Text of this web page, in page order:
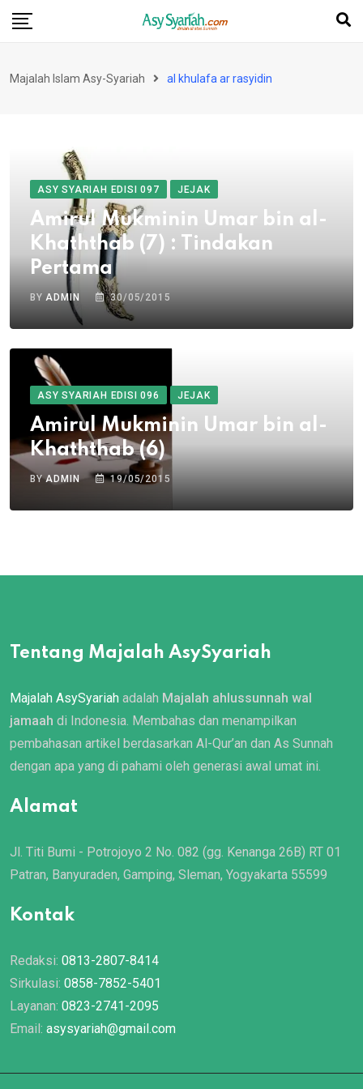
Skip
Majalah Islam Asy-Syariah al khulafa ar rasyidin
ASY SYARIAH EDISI 097 JEJAK
Amirul Mukminin Umar bin al-
Khaththab (7) : Tindakan
Pertama
BY ADMIN 30/05/2015
ASY SYARIAH EDISI 096 JEJAK
Amirul Mukminin Umar bin al-
Khaththab (6)
BYADMIN 19/05/2015
Tentang Majalah AsySyariah
Majalah AsySyariah adalah Majalah ahlussunnah wal
jamaah di Indonesia. Membahas dan menampilkan
pembahasan artikel berdasarkan Al-Qur’an dan As Sunnah
dengan apa yang di pahami oleh generasi awal umat ini.
Alamat
Jl. Titi Bumi - Potrojoyo 2 No. 082 (gg. Kenanga 26B) RT 01
Patran, Banyuraden, Gamping, Sleman, Yogyakarta 55599
Kontak
Redaksi: 0813-2807-8414
Sirkulasi: 0858-7852-5401
Layanan: 0823-2741-2095
Email: asysyariah@gmail.com